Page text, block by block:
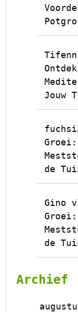
Jouw
de
Gino
de
Archief